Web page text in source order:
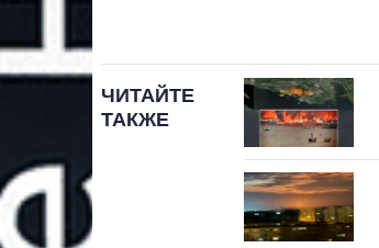
ЧИТАЙТЕ
ТАКЖЕ